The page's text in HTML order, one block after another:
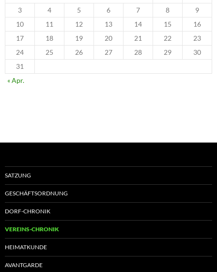
3 4 5 6 7 8
9
10
11 12 13 14 15
16
17
18 19 20 21 22
23
24
25 26 27 28 29
30
31
« Apr.
SATZUNG
GESCHÄFTSORDNUNG
DORF-CHRONIK
VEREINS-CHRONIK
HEIMATKUNDE
AVANTGARDE